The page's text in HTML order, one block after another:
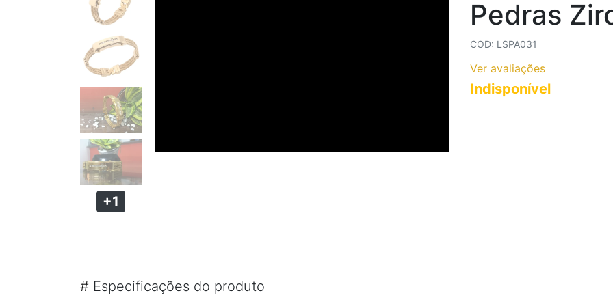
PULSEIRA MAGNÉTICA
PULSEIRA DE SILICONE MASCULINA
KIT PULSEIRA MASCULINA
COLARES AÇO INOXIDÁVEL
ANÉIS DE AÇO
ANÉIS DE TUGSTÊNIO
ANÉIS MAGNÉTICOS DE COBRE
+1
Pedras
COD: LSPA031
Ver avaliações
Indisponível
# Especificações do produto